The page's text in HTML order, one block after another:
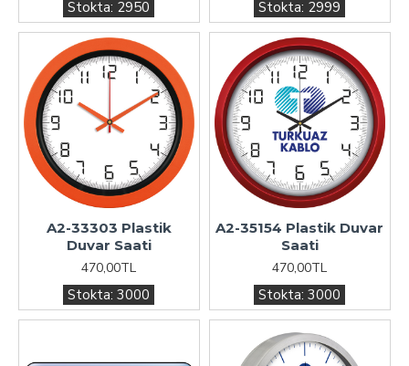
Stokta: 2950 Stokta: 2999
Stokta: 3000
A2-33303 Plastik
Duvar Saati
470,00TL
Stokta: 3000
A2-35154 Plastik Duvar
Saati
470,00TL